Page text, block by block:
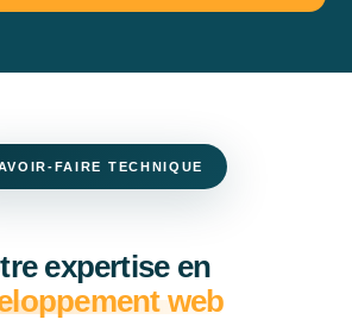
FAIRE TECHNIQUE
expertise en
web